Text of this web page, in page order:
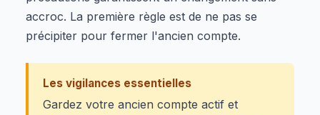
accroc. La première règle est de ne pas se
précipiter pour fermer l'ancien compte.
Les vigilances essentielles
Gardez votre ancien compte actif et